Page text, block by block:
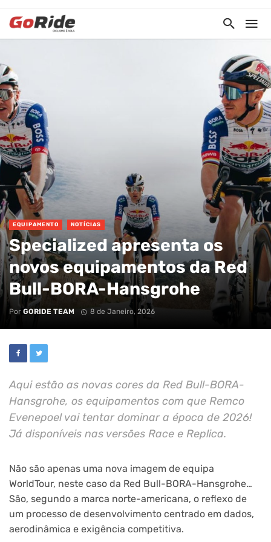
EQUIPAMENTO NOTÍCIAS
Specialized apresenta os
novos equipamentos da Red
Bull-BORA-Hansgrohe
Por GORIDE TEAM 8 de Janeiro, 2026
Aqui estão as novas cores da Red Bull-BORA-
Hansgrohe, os equipamentos com que Remco
Evenepoel vai tentar dominar a época de 2026!
Já disponíveis nas versões Race e Replica.
Não são apenas uma nova imagem de equipa
WorldTour, neste caso da Red Bull-BORA-Hansgrohe…
São, segundo a marca norte-americana, o reflexo de
um processo de desenvolvimento centrado em dados,
aerodinâmica e exigência competitiva.